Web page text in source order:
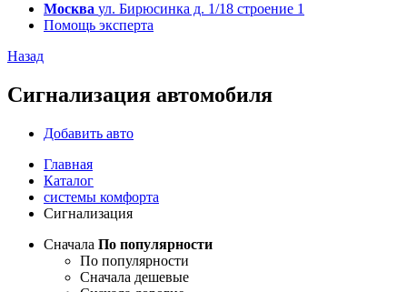
Москва ул. Бирюсинка д. 1/18 строение 1
Помощь эксперта
Назад
Сигнализация автомобиля
Добавить авто
Главная
Каталог
системы комфорта
Сигнализация
Сначала По популярности
По популярности
Сначала дешевые